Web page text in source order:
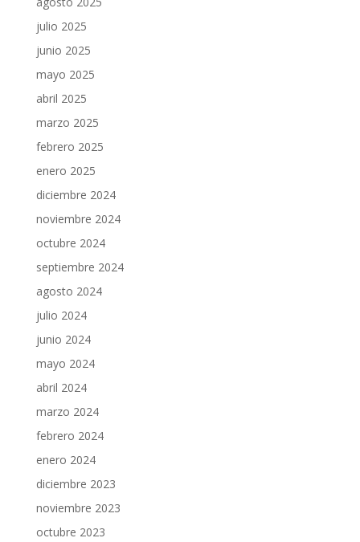
julio 2025
junio 2025
mayo 2025
abril 2025
marzo 2025
febrero 2025
enero 2025
diciembre 2024
noviembre 2024
octubre 2024
septiembre 2024
agosto 2024
julio 2024
junio 2024
mayo 2024
abril 2024
marzo 2024
febrero 2024
enero 2024
diciembre 2023
noviembre 2023
octubre 2023